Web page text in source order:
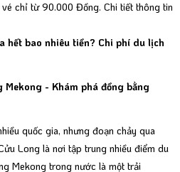
chỉ từ 90.000 Đồng. Chi tiết thông tin
hết bao nhiêu tiền? Chi phí du lịch
- Khám phá đồng bằng
quốc gia, nhưng đoạn chảy qua
Long là nơi tập trung nhiều điểm du
Mekong trong nước là một trải